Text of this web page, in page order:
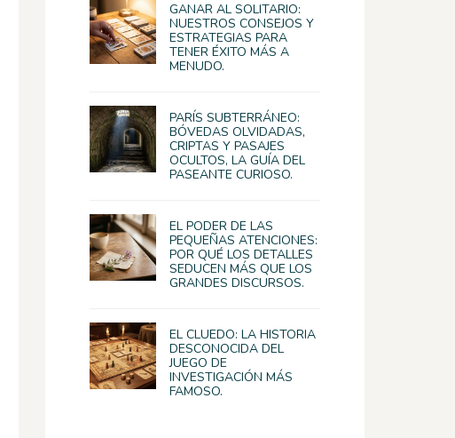
GANAR AL SOLITARIO:
NUESTROS CONSEJOS Y
ESTRATEGIAS PARA
TENER ÉXITO MÁS A
MENUDO.
PARÍS SUBTERRÁNEO:
BÓVEDAS OLVIDADAS,
CRIPTAS Y PASAJES
OCULTOS, LA GUÍA DEL
PASEANTE CURIOSO.
EL PODER DE LAS
PEQUEÑAS ATENCIONES:
POR QUÉ LOS DETALLES
SEDUCEN MÁS QUE LOS
GRANDES DISCURSOS.
EL CLUEDO: LA HISTORIA
DESCONOCIDA DEL
JUEGO DE
INVESTIGACIÓN MÁS
FAMOSO.